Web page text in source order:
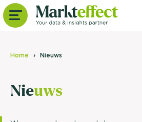
Home Nieuws
Nieuws